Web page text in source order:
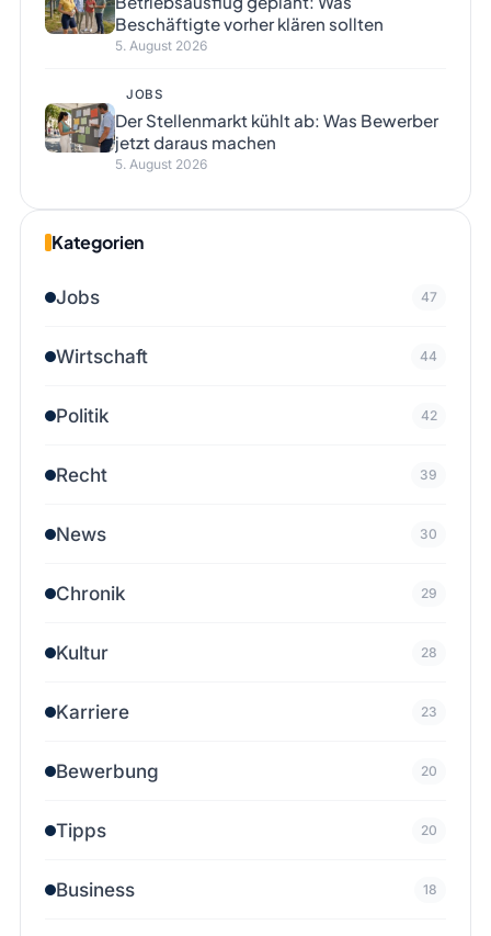
Beschäftigte vorher klären sollten
5. August 2026
JOBS
Der Stellenmarkt kühlt ab: Was Bewerber
jetzt daraus machen
5. August 2026
Kategorien
Jobs 47
Wirtschaft 44
Politik 42
Recht 39
News 30
Chronik 29
Kultur 28
Karriere 23
Bewerbung 20
Tipps 20
Business 18